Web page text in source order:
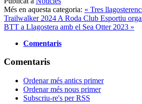
Més en aquesta categoria: « Tres
Trailwalker 2024 A Roda Club Esportiu
BTT a Llagostera amb el Sea Otter 2023 »
Comentaris
Comentaris
Ordenar més antics primer
Ordenar més nous primer
Subscriu-re's per RSS